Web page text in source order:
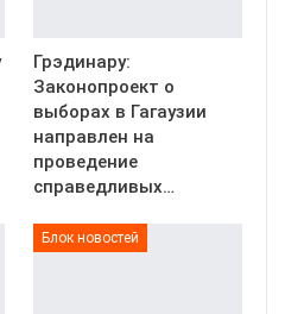
Грэдинару:
Законопроект о
выборах в Гагаузии
направлен на
проведение
справедливых…
Блок новостей